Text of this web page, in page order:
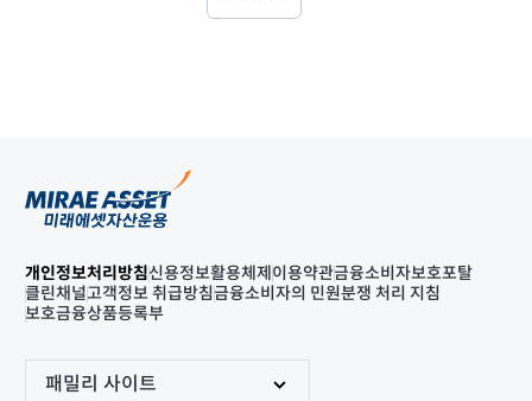
개인정보처리방침신용정보활용체제 이용약관금융소비자보호포탈
클린채널고객정보 취급방침금융소비자의 민원분쟁 처리 지침
보호금융상품등록부
패밀리 사이트